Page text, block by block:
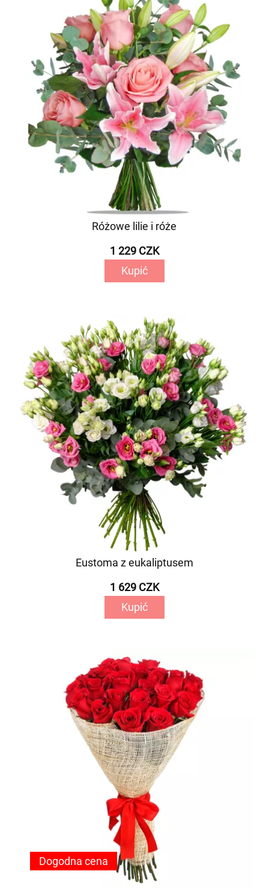
Różowe lilie i róże
1 229 CZK
Kupić
Eustoma z eukaliptusem
1 629 CZK
Kupić
Dogodna cena